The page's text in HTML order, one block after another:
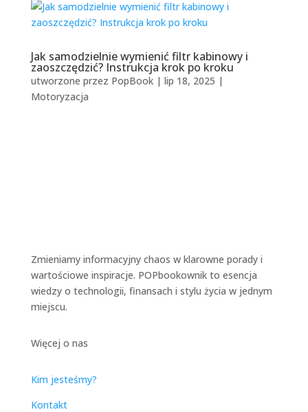
Jak samodzielnie wymienić filtr kabinowy i
zaoszczędzić? Instrukcja krok po kroku
utworzone przez PopBook| lip 18, 2025 |
Motoryzacja
Zmieniamy informacyjny chaos w klarowne porady i
wartościowe inspiracje. POPbookownik to esencja
wiedzy o technologii, finansach i stylu życia w jednym
miejscu.
Więcej o nas
Kim jesteśmy?
Kontakt